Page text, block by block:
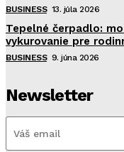
BUSINESS 13. júla 2026
Tepelné čerpadlo:
vykurovanie pre
BUSINESS 9. júna 2026
Newsletter